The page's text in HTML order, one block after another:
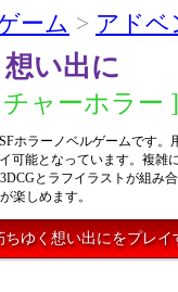
ーム > アドベ
い出に
ャーホラー ]
ホラーノベルゲームです。
可能となっています。複雑
とラフイラストが組み
楽しめます。
ゆく想い出にをプレイ